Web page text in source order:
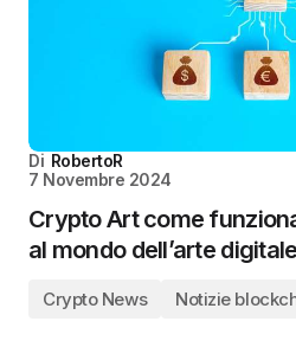
Di RobertoR
7 Novembre 2024
Crypto Art come
al mondo dell’arte digitale
Crypto News Notizie